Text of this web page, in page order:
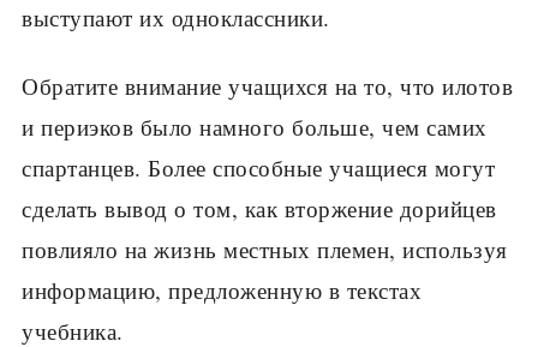
выступают их однокласс­ники.
Обратите внимание учащихся на то, что илотов
и периэков было намного больше, чем самих
спар­танцев. Более способные учащиеся могут
сделать вывод о том, как вторжение дорийцев
повлияло на жизнь местных племен, используя
информацию, предложенную в текстах
учебника.